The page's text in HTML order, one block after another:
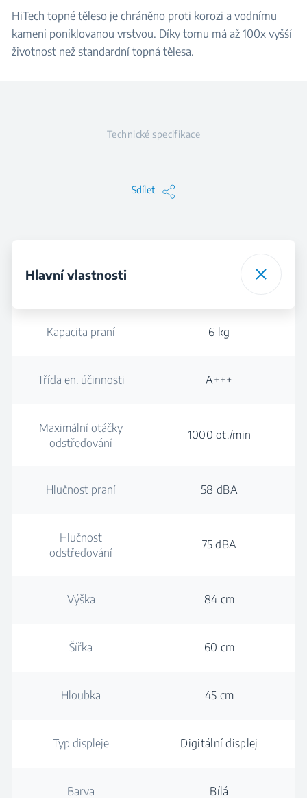
HiTech topné těleso je chráněno proti korozi a vodnímu
kameni poniklovanou vrstvou. Díky tomu má až 100x vyšší
životnost než standardní topná tělesa.
Technické specifikace
Sdílet
Hlavní vlastnosti
Kapacita praní 6 kg
Třída en. účinnosti A+++
Maximální otáčky
odstřeďování
1000 ot./min
Hlučnost praní 58 dBA
Hlučnost
odstřeďování
75 dBA
Výška 84 cm
Šířka 60 cm
Hloubka 45 cm
Typ displeje Digitální displej
Barva Bílá